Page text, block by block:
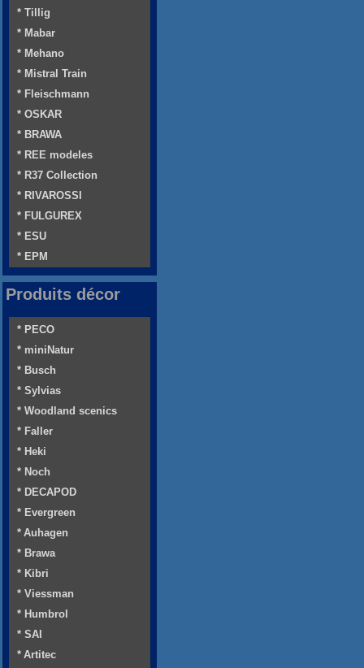
* Tillig
* Mabar
* Mehano
* Mistral Train
* Fleischmann
* OSKAR
* BRAWA
* REE modeles
* R37 Collection
* RIVAROSSI
* FULGUREX
* ESU
* EPM
Produits décor
* PECO
* miniNatur
* Busch
* Sylvias
* Woodland scenics
* Faller
* Heki
* Noch
* DECAPOD
* Evergreen
* Auhagen
* Brawa
* Kibri
* Viessman
* Humbrol
* SAI
* Artitec